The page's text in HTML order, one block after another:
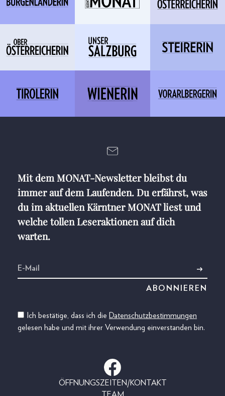
Mit dem MONAT-Newsletter bleibst du
immer auf dem Laufenden. Du erfährst, was
du im aktuellen Kärntner MONAT liest und
welche tollen Leseraktionen auf dich
warten.
Ich bestätige, dass ich die Datenschutzbestimmungen
gelesen habe und mit ihrer Verwendung einverstanden bin.
ÖFFNUNGSZEITEN/KONTAKT